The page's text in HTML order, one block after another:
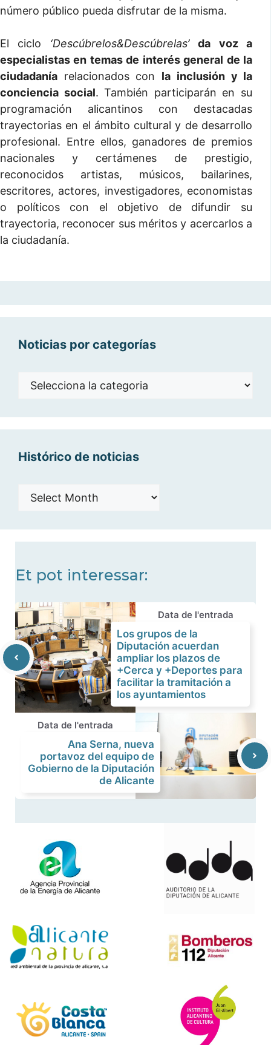
número público pueda disfrutar de la misma.
El ciclo ‘Descúbrelos&Descúbrelas’
da voz a
especialistas en temas de interés general de la
ciudadanía relacionados con la inclusión y la
conciencia social. También participarán en su
programación alicantinos con destacadas
trayectorias en el ámbito cultural y de desarrollo
profesional. Entre ellos, ganadores de premios
nacionales y certámenes de prestigio,
reconocidos artistas, músicos, bailarines,
escritores, actores, investigadores, economistas
o políticos con el objetivo de difundir su
trayectoria, reconocer sus méritos y acercarlos a
la ciudadanía.
Noticias por categorías
Noticias
Histórico de noticias
Histórico
Et pot interessar:
Data de l'entrada
Los grupos de la
Diputación acuerdan
ampliar los plazos de
+Cerca y +Deportes para
facilitar la tramitación a
los ayuntamientos
Data de l'entrada
Ana Serna, nueva
portavoz del equipo de
Gobierno de la Diputación
de Alicante